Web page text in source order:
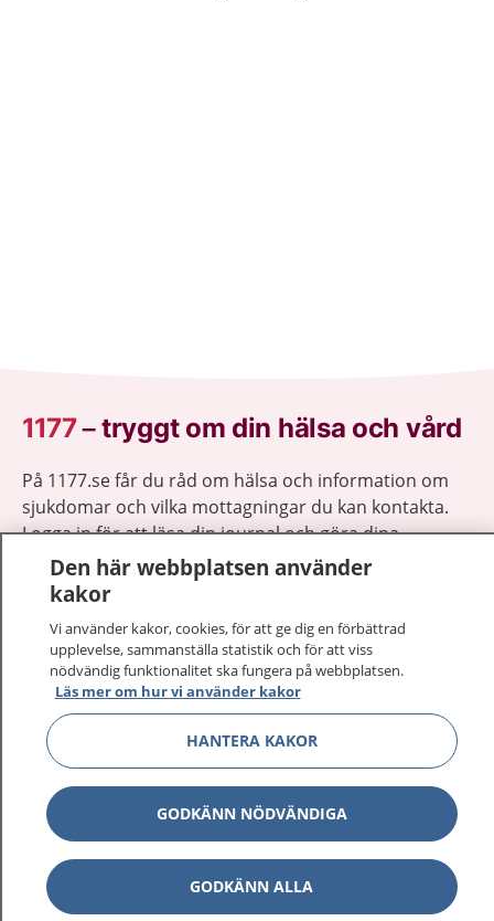
1177–tryggt om din hälsa och vård
På 1177.se får du råd om hälsa och information om
sjukdomar och vilka mottagningar du kan kontakta.
Logga in för att läsa din journal och göra dina
vårdärenden. Ring telefonnummer 1177 för
sjukvårdsrådgivning dygnet runt.
1177 på flera språk Visa
Om 1177 Visa
Kontakt Visa
Den här webbplatsen använder
kakor
Vi använder kakor, cookies, för att ge dig en förbättrad
upplevelse, sammanställa statistik och för att viss
nödvändig funktionalitet ska fungera på webbplatsen.
Läs mer om hur vi använder kakor
HANTERA KAKOR
GODKÄNN NÖDVÄNDIGA
GODKÄNN ALLA